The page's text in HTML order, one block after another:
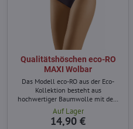
Qualitätshöschen eco-RO
MAXI Wolbar
Das Modell eco-RO aus der Eco-
Kollektion besteht aus
hochwertiger Baumwolle mit dem
Zusatz von Elasthan.
Auf Lager
14,90 €